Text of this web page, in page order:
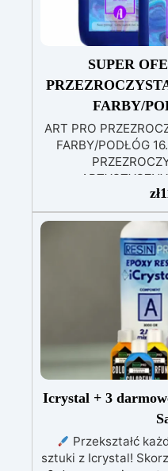
SUPER
FARBY/
ART PRO
FARBY/PODŁÓG
Wysokowydajna
dwuskładnikowy
artystycznych
Oryginalna
długotrwałe
najwyższej jakości.
się rozwiązanie
doskonałą
samochodowy.
majsterkowiczów /
jak i dla
aplikacji,
ponownego
Przezroczysty,
promieniowanie UV
tworzy twardą i
dla odlewów o
zł
Icrystal + 3
Przekształć
sztuki z Icrystal!